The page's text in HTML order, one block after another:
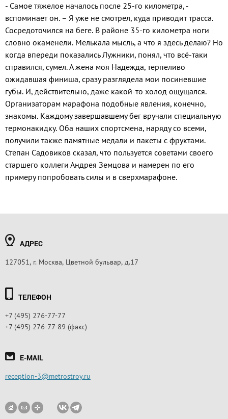
- Самое тяжелое началось после 25-го километра, -
вспоминает он. – Я уже не смотрел, куда приводит трасса.
Сосредоточился на беге. В районе 35-го километра ноги
словно окаменели. Мелькала мысль, а что я здесь делаю? Но
когда впереди показались Лужники, понял, что всё-таки
справился, сумел. А жена моя Надежда, терпеливо
ожидавшая финиша, сразу разглядела мои посиневшие
губы. И, действительно, даже какой-то холод ощущался.
Организаторам марафона подобные явления, конечно,
знакомы. Каждому завершавшему бег вручали специальную
термонакидку. Оба наших спортсмена, наряду со всеми,
получили также памятные медали и пакеты с фруктами.
Степан Садовиков сказал, что пользуется советами своего
старшего коллеги Андрея Земцова и намерен по его
примеру попробовать силы и в сверхмарафоне.
АДРЕС
127051, г. Москва, Цветной бульвар, д.17
ТЕЛЕФОН
+7 (495) 276-77-77
+7 (495) 276-77-89 (факс)
E-MAIL
reception-3@metrostroy.ru